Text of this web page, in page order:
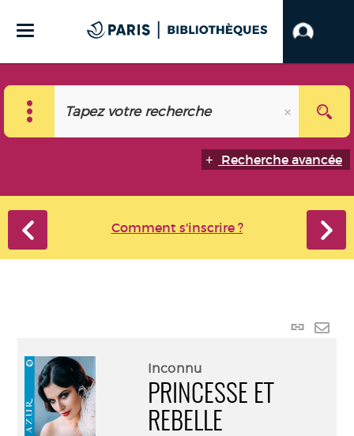
Recherche avancée
Comment s'inscrire ?
Lien
Inconnu
PRINCESSE ET
REBELLE